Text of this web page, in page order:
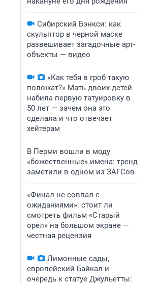
Сибирский Бэнкси: как
скульптор в черной маске
развешивает загадочные арт-
объекты — видео
«Как тебя в гроб такую
положат?» Мать двоих детей
набила первую татуировку в
50 лет — зачем она это
сделала и что отвечает
хейтерам
В Перми вошли в моду
«божественные» имена: тренд
заметили в одном из ЗАГСов
«Финал не совпал с
ожиданиями»: стоит ли
смотреть фильм «Старый
орел» на большом экране —
честная рецензия
Лимонные сады,
европейский Байкал и
очередь к статуе Джульетты: